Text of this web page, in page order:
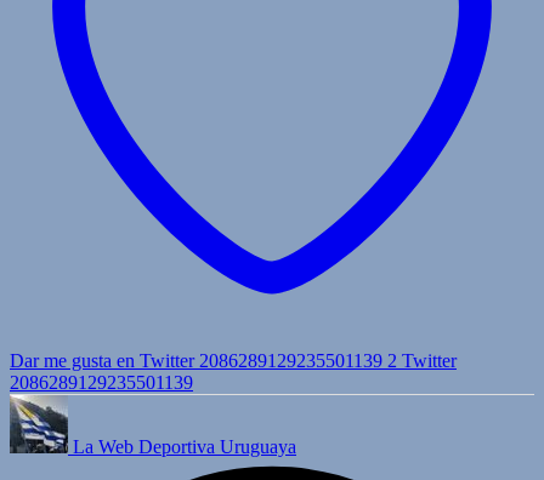
Dar me gusta en Twitter 2086289129235501139 2 Twitter
2086289129235501139
La Web Deportiva Uruguaya